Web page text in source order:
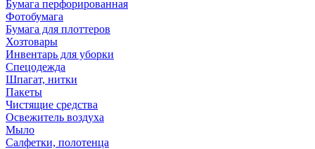
Бумага перфорированная
Фотобумага
Бумага для плоттеров
Хозтовары
Инвентарь для уборки
Спецодежда
Шпагат, нитки
Пакеты
Чистящие средства
Освежитель воздуха
Мыло
Салфетки, полотенца